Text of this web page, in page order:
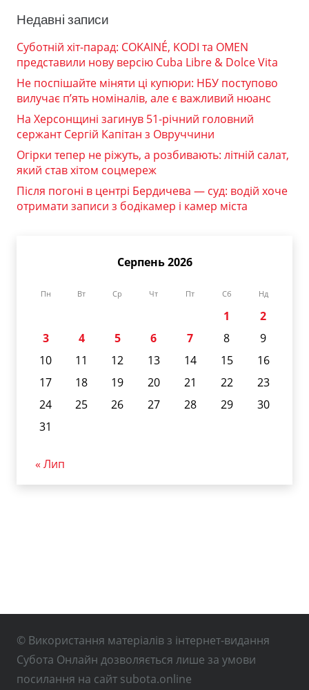
Недавні записи
Суботній хіт-парад: COKAINÉ, KODI та OMEN
представили нову версію Cuba Libre & Dolce Vita
Не поспішайте міняти ці купюри: НБУ поступово
вилучає п’ять номіналів, але є важливий нюанс
На Херсонщині загинув 51-річний головний
сержант Сергій Капітан з Овруччини
Огірки тепер не ріжуть, а розбивають: літній салат,
який став хітом соцмереж
Після погоні в центрі Бердичева — суд: водій хоче
отримати записи з бодікамер і камер міста
Серпень 2026
Пн Вт Ср Чт Пт Сб Нд
1
2
3
4 5 6 7 8
9
10
11 12 13 14 15
16
17
18 19 20 21 22
23
24
25 26 27 28 29
30
31
« Лип
© Використання матеріалів з інтернет-видання
Субота Онлайн дозволяється лише за умови
посилання на сайт subota.online